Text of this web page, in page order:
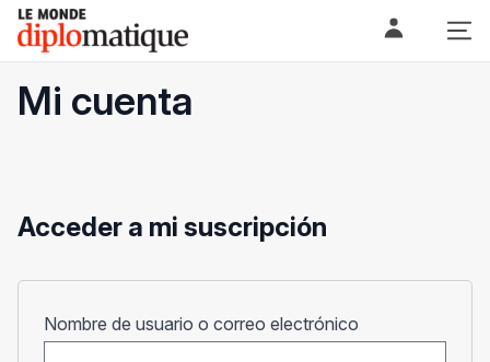
Skip
content
Le monde diplomatique
Mi cuenta
Acceder a mi suscripción
Nombre de usuario o correo electrónico